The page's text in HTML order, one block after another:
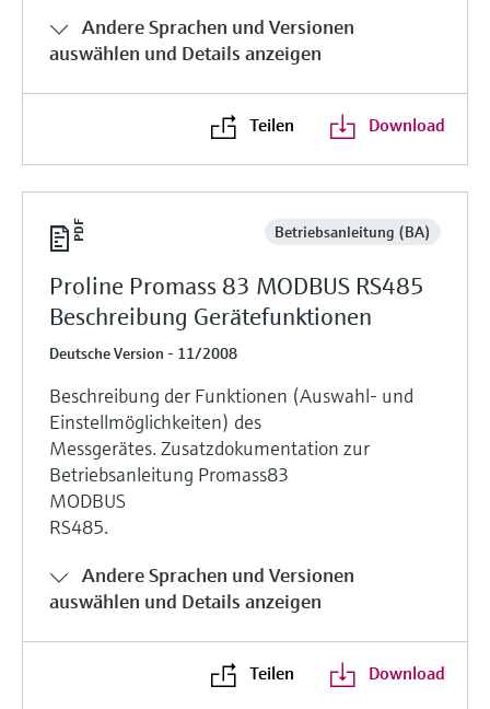
Andere Sprachen und Versionen
auswählen und Details anzeigen
Teilen Download
Betriebsanleitung (BA)
Proline Promass 83 MODBUS RS485
Beschreibung Gerätefunktionen
Deutsche Version - 11/2008
Beschreibung der Funktionen (Auswahl- und
Einstellmöglichkeiten) des
Messgerätes. Zusatzdokumentation zur
Betriebsanleitung Promass83
MODBUS
RS485.
Andere Sprachen und Versionen
auswählen und Details anzeigen
Teilen Download